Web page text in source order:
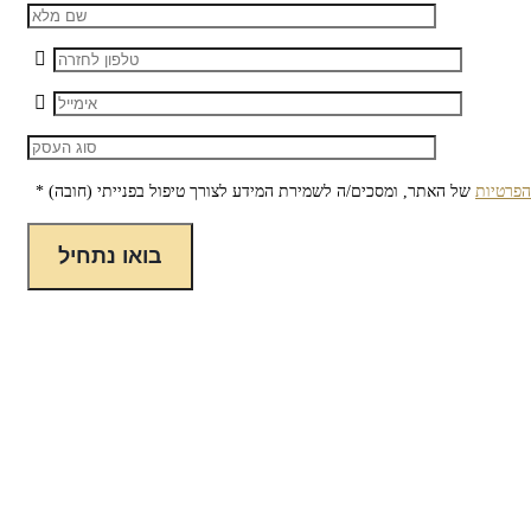
של האתר, ומסכים/ה לשמירת המידע לצורך טיפול בפנייתי (חובה) *